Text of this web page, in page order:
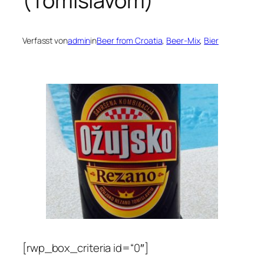
Verfasst vonadmininBeer from Croatia, Beer-Mix, Bier
[rwp_box_criteria id=“0″]